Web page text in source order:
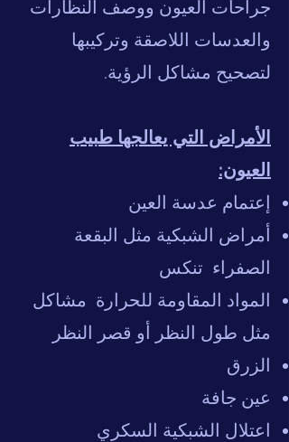
جراحات العيون ووصف النظارات
والعدسات اللاصقة وتركيبها
لتصحيح مشاكل الرؤية.
الأمراض التي يعالجها طبيب
العيون:
إعتمام عدسة العين
أمراض الشبكية مثل البقعة
الصفراء تنكس
المواد المقاومة للحرارة مشاكل
مثل طول النظر أو قصر النظر
الزرق
عين جافة
اعتلال الشبكية السكري